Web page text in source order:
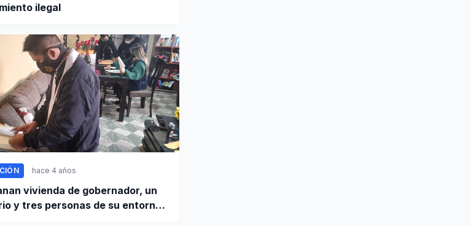
ilegal
hace 4 años
vivienda de gobernador, un
y tres personas de su entorno